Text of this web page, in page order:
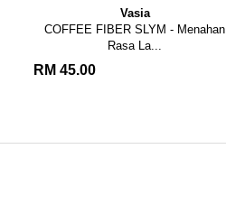
Vasia
CHOCO FIBER SLYM - Menahan
Rasa Lap...
RM 45.00